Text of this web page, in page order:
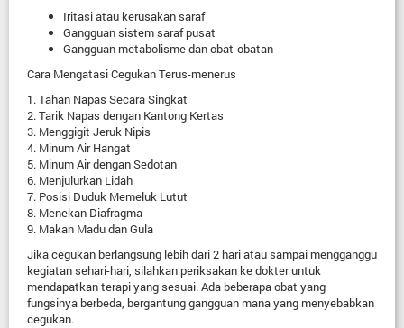
Iritasi atau kerusakan saraf
Gangguan sistem saraf pusat
Gangguan metabolisme dan obat-obatan
Cara Mengatasi Cegukan Terus-menerus
1. Tahan Napas Secara Singkat
2. Tarik Napas dengan Kantong Kertas
3. Menggigit Jeruk Nipis
4. Minum Air Hangat
5. Minum Air dengan Sedotan
6. Menjulurkan Lidah
7. Posisi Duduk Memeluk Lutut
8. Menekan Diafragma
9. Makan Madu dan Gula
Jika cegukan berlangsung lebih dari 2 hari atau sampai mengganggu
kegiatan sehari-hari, silahkan periksakan ke dokter untuk
mendapatkan terapi yang sesuai. Ada beberapa obat yang
fungsinya berbeda, bergantung gangguan mana yang menyebabkan
cegukan.